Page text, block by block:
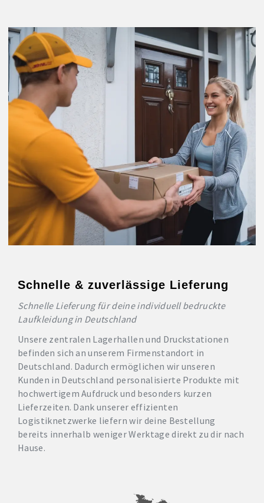
Schnelle & zuverlässige Lieferung
Schnelle Lieferung für deine individuell bedruckte
Laufkleidung in Deutschland
Unsere zentralen Lagerhallen und Druckstationen
befinden sich an unserem Firmenstandort in
Deutschland. Dadurch ermöglichen wir unseren
Kunden in Deutschland personalisierte Produkte mit
hochwertigem Aufdruck und besonders kurzen
Lieferzeiten. Dank unserer effizienten
Logistiknetzwerke liefern wir deine Bestellung
bereits innerhalb weniger Werktage direkt zu dir nach
Hause.